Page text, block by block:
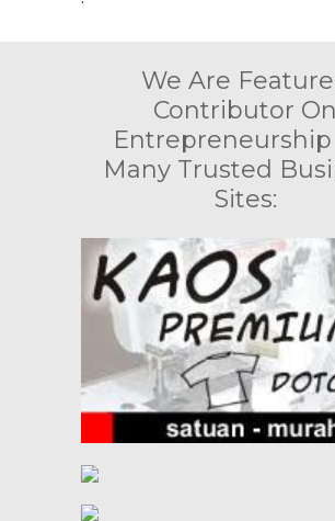
We Are
Contributor On
Entrepreneurship
Many Trusted
Sites: